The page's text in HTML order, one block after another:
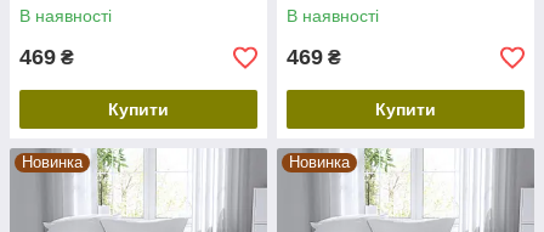
В наявності
469 ₴
Купити
В наявності
469 ₴
Купити
Новинка Новинка